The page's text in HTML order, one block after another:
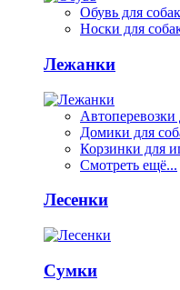
Обувь для собак
Носки для
Лежанки
Автоперевозки
Домики для
Корзинки для
Смотреть ещё...
Лесенки
Сумки